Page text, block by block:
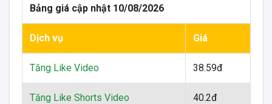
Bảng giá cập nhật 10/08/2026
Dịch vụ Giá
Tăng Like Video 38.59đ
Tăng Like Shorts Video 40.2đ